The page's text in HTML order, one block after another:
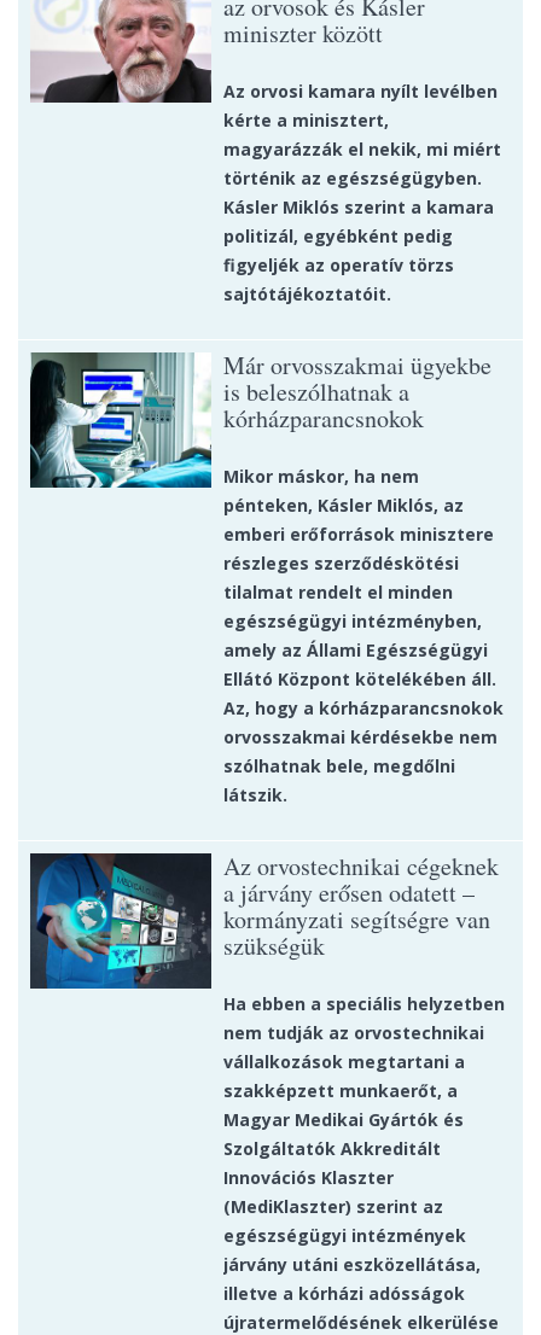
miniszter között
Az orvosi kamara nyílt levélben
kérte a minisztert,
magyarázzák el nekik, mi miért
történik az egészségügyben.
Kásler Miklós szerint a kamara
politizál, egyébként pedig
figyeljék az operatív törzs
sajtótájékoztatóit.
Már orvosszakmai ügyekbe
is beleszólhatnak a
kórházparancsnokok
Mikor máskor, ha nem
pénteken, Kásler Miklós, az
emberi erőforrások minisztere
részleges szerződéskötési
tilalmat rendelt el minden
egészségügyi intézményben,
amely az Állami Egészségügyi
Ellátó Központ kötelékében áll.
Az, hogy a kórházparancsnokok
orvosszakmai kérdésekbe nem
szólhatnak bele, megdőlni
látszik.
Az orvostechnikai cégeknek
a járvány erősen odatett –
kormányzati segítségre van
szükségük
Ha ebben a speciális helyzetben
nem tudják az orvostechnikai
vállalkozások megtartani a
szakképzett munkaerőt, a
Magyar Medikai Gyártók és
Szolgáltatók Akkreditált
Innovációs Klaszter
(MediKlaszter) szerint az
egészségügyi intézmények
járvány utáni eszközellátása,
illetve a kórházi adósságok
újratermelődésének elkerülése